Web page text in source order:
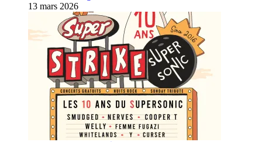
13 mars 2026